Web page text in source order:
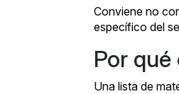
Conviene no
específico del
Por
Una lista de